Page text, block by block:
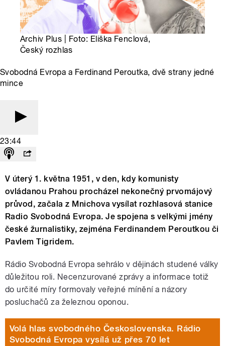
Archiv Plus | Foto: Eliška Fenclová,
Český rozhlas
Svobodná Evropa a Ferdinand Peroutka, dvě strany jedné
mince
23:44
V úterý 1. května 1951, v den, kdy komunisty
ovládanou Prahou procházel nekonečný prvomájový
průvod, začala z Mnichova vysílat rozhlasová stanice
Radio Svobodná Evropa. Je spojena s velkými jmény
české žurnalistiky, zejména Ferdinandem Peroutkou či
Pavlem Tigridem.
Rádio Svobodná Evropa sehrálo v dějinách studené války
důležitou roli. Necenzurované zprávy a informace totiž
do určité míry formovaly veřejné mínění a názory
posluchačů za železnou oponou.
Volá hlas svobodného Československa. Rádio
Svobodná Evropa vysílá už přes 70 let